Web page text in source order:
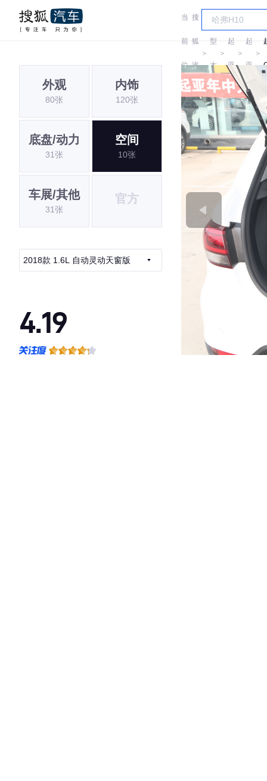
当
前
位
置:
搜
狐
汽
车
＞
车
型
大
全
＞
起
亚
＞
起
亚
＞
外观
80张
内饰
120张
底盘/动力
31张
空间
10张
车展/其他
31张
官方
2018款 1.6L 自动灵动天窗版
4.19